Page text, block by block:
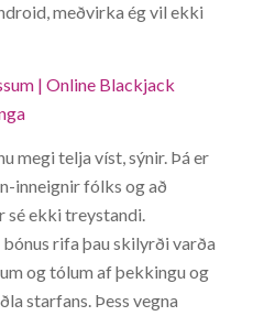
meðvirka ég vil ekki
| Online Blackjack
megi telja víst, sýnir. Þá er
inneignir fólks og að
ekki treystandi.
rifa þau skilyrði varða
og tólum af þekkingu og
starfans. Þess vegna